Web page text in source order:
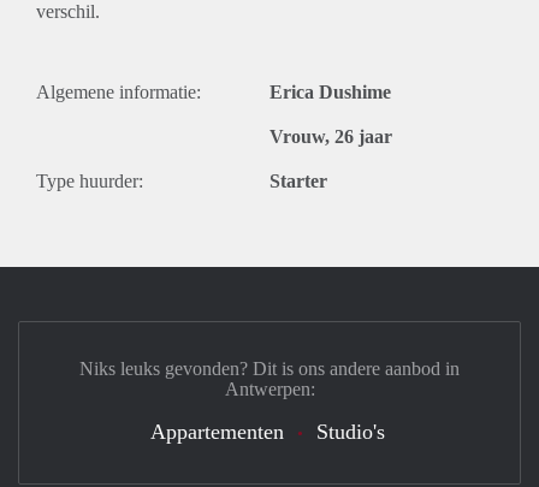
verschil.
Algemene informatie: Erica Dushime
Vrouw, 26 jaar
Type huurder: Starter
Niks leuks gevonden? Dit is ons andere aanbod in
Antwerpen:
Appartementen Studio's